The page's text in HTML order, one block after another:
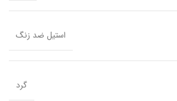
استیل ضد زنگ
گرد